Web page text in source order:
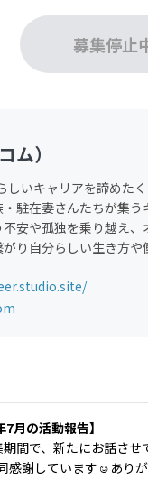
募集停止
）
しいキャリアを諦めた
駐在妻さんたちが集う
安や孤独を乗り越え、
り自分らしい生き方や
7月の活動報告】
間で、新たにお話さ
感謝しています☺あり